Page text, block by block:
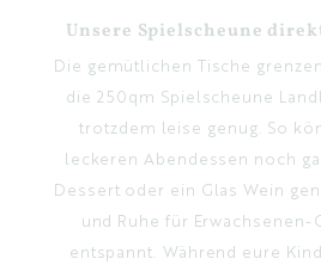
Unsere Spielscheune
Die gemütlichen Tische
die 250qm Spielscheune
trotzdem leise genug. So
leckeren Abendessen noch
Dessert oder ein Glas Wein
und Ruhe für Erwachsenen-
entspannt. Während eure